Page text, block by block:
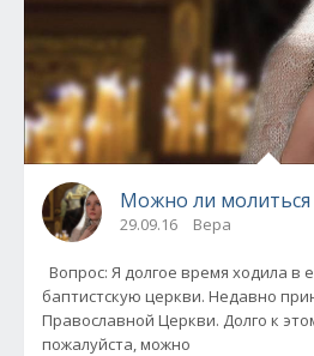
Можно ли молиться
29.09.16 Вера
Вопрос: Я долгое время ходила в евангельскую и
баптистскую церкви. Недавно
Православной Церкви. Долго к
пожалуйста, можно